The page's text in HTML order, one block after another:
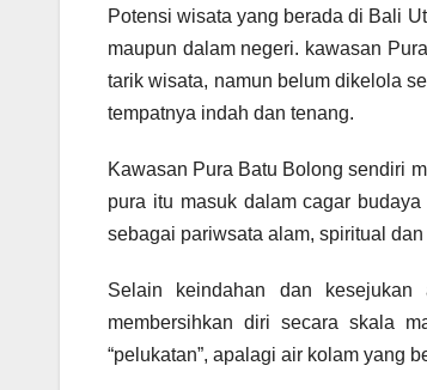
Potensi wisata yang berada di Bali
maupun dalam negeri. kawasan
tarik wisata, namun belum dikelola
tempatnya indah dan tenang.
Kawasan Pura Batu Bolong sendiri
pura itu masuk dalam cagar
sebagai pariwsata alam, spiritual
Selain keindahan dan
membersihkan diri secara skala
“pelukatan”, apalagi air kolam yang